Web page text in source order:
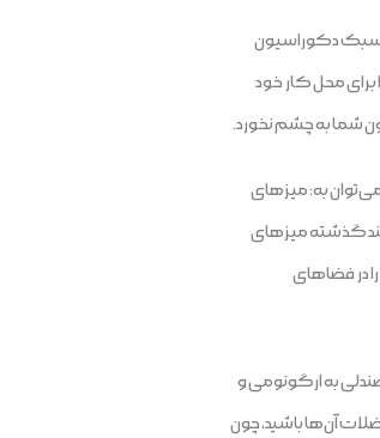
سبک دکوراسیون
محل کار خود
شما به چشم نخورد.
به: میزهای
گذشته میزهای
در فضاهای
به ارگونومی و
آن‌ها باشید، چون